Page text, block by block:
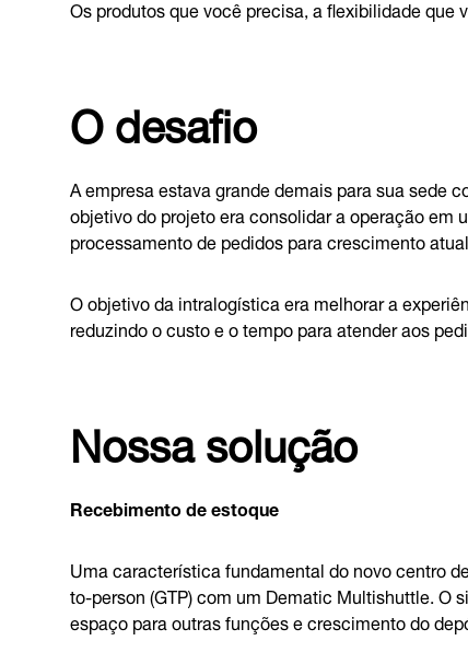
Os produtos que você precisa, a flexibilidade
O desafio
A empresa estava grande demais para sua sede
objetivo do projeto era consolidar a operação
processamento de pedidos para crescimento
O objetivo da intralogística era melhorar a
reduzindo o custo e o tempo para atender aos
Nossa solução
Recebimento de estoque
Uma característica fundamental do novo centro
to-person (GTP) com um Dematic Multishuttle.
espaço para outras funções e crescimento do